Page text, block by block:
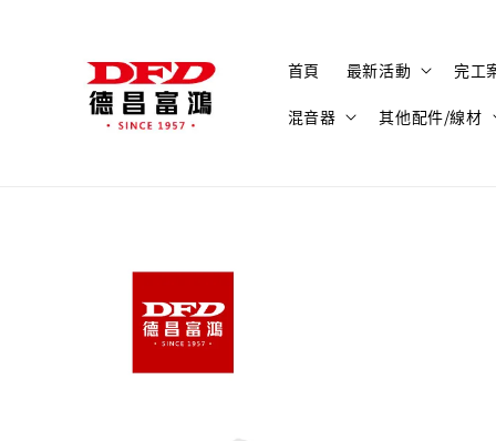
首頁 最新活動 完工
混音器 其他配件/線材